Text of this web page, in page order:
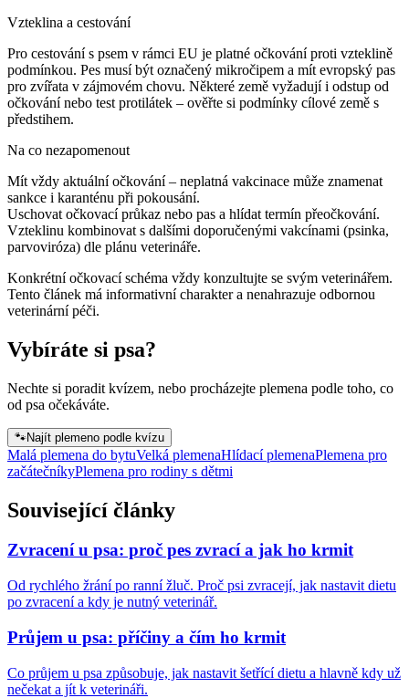
Vzteklina a cestování
Pro cestování s psem v rámci EU je platné očkování proti vzteklině
podmínkou. Pes musí být označený mikročipem a mít evropský pas
pro zvířata v zájmovém chovu. Některé země vyžadují i odstup od
očkování nebo test protilátek – ověřte si podmínky cílové země s
předstihem.
Na co nezapomenout
Mít vždy aktuální očkování – neplatná vakcinace může znamenat
sankce i karanténu při pokousání.
Uschovat očkovací průkaz nebo pas a hlídat termín přeočkování.
Vzteklinu kombinovat s dalšími doporučenými vakcínami (psinka,
parvoviróza) dle plánu veterináře.
Konkrétní očkovací schéma vždy konzultujte se svým veterinářem.
Tento článek má informativní charakter a nenahrazuje odbornou
veterinární péči.
Vybíráte si psa?
Nechte si poradit kvízem, nebo procházejte plemena podle toho, co
od psa očekáváte.
🐾Najít plemeno podle kvízu
Malá plemena do bytuVelká plemenaHlídací plemenaPlemena pro
začátečníkyPlemena pro rodiny s dětmi
Související články
Zvracení u psa: proč pes zvrací a jak ho krmit
Od rychlého žrání po ranní žluč. Proč psi zvracejí, jak nastavit dietu
po zvracení a kdy je nutný veterinář.
Průjem u psa: příčiny a čím ho krmit
Co průjem u psa způsobuje, jak nastavit šetřící dietu a hlavně kdy už
nečekat a jít k veterináři.